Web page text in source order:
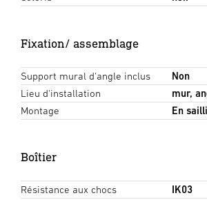
Fixation/ assemblage
Support mural d'angle inclus
Non
Lieu d'installation
mur,
Montage
En
Boîtier
Résistance aux chocs
IK03